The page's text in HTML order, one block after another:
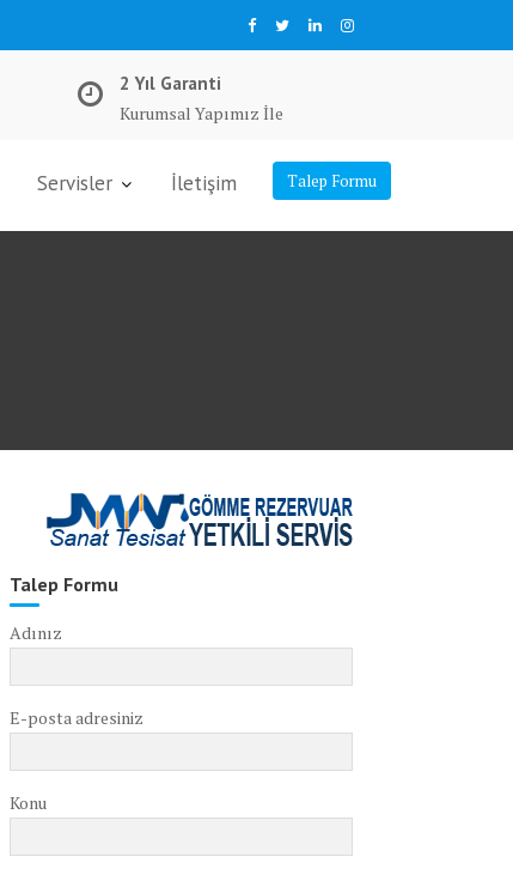
2 Yıl Garanti
Kurumsal Yapımız İle
Talep Formu
Servisler İletişim
Talep Formu
Adınız
E-posta adresiniz
Konu